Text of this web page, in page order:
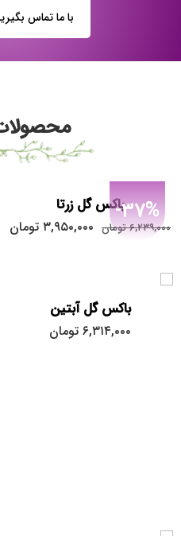
با ما تماس بگیرید :
-37%باکس گل زرتا
۶,۲۳۹,۰۰۰ تومان ۳,۹۵۰,۰۰۰ تومان
باکس گل آبتین
۶,۳۱۴,۰۰۰ تومان